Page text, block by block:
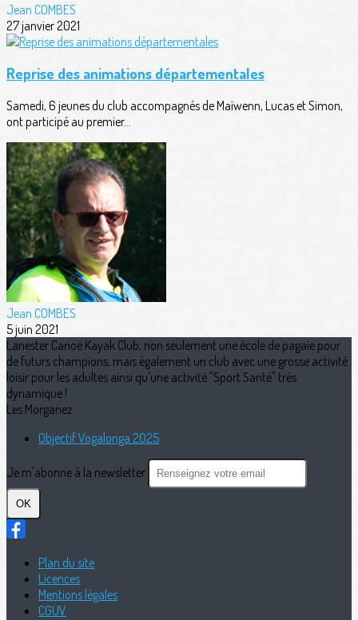
Jean COMBES
27 janvier 2021
Reprise des animations départementales
Samedi, 6 jeunes du club accompagnés de Maïwenn, Lucas et Simon,
ont participé au premier...
Jean COMBES
5 juin 2021
Lanester Canoë Kayak Club, non seulement une école de pagaie pour
de futurs champions, mais également un club avec une grosse activité
loisir pour les adultes ainsi qu'une activité "Sport Santé" très
dynamique !
Les Morganez
Objectif Vogalonga 2025
Je m'abonne à la newsletter
OK
Plan du site
Licences
Mentions légales
CGUV